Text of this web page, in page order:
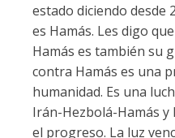
estado diciendo desde
es Hamás. Les digo
Hamás es también su
contra Hamás es una
humanidad. Es una
Irán-Hezbolá-Hamás
el progreso. La luz